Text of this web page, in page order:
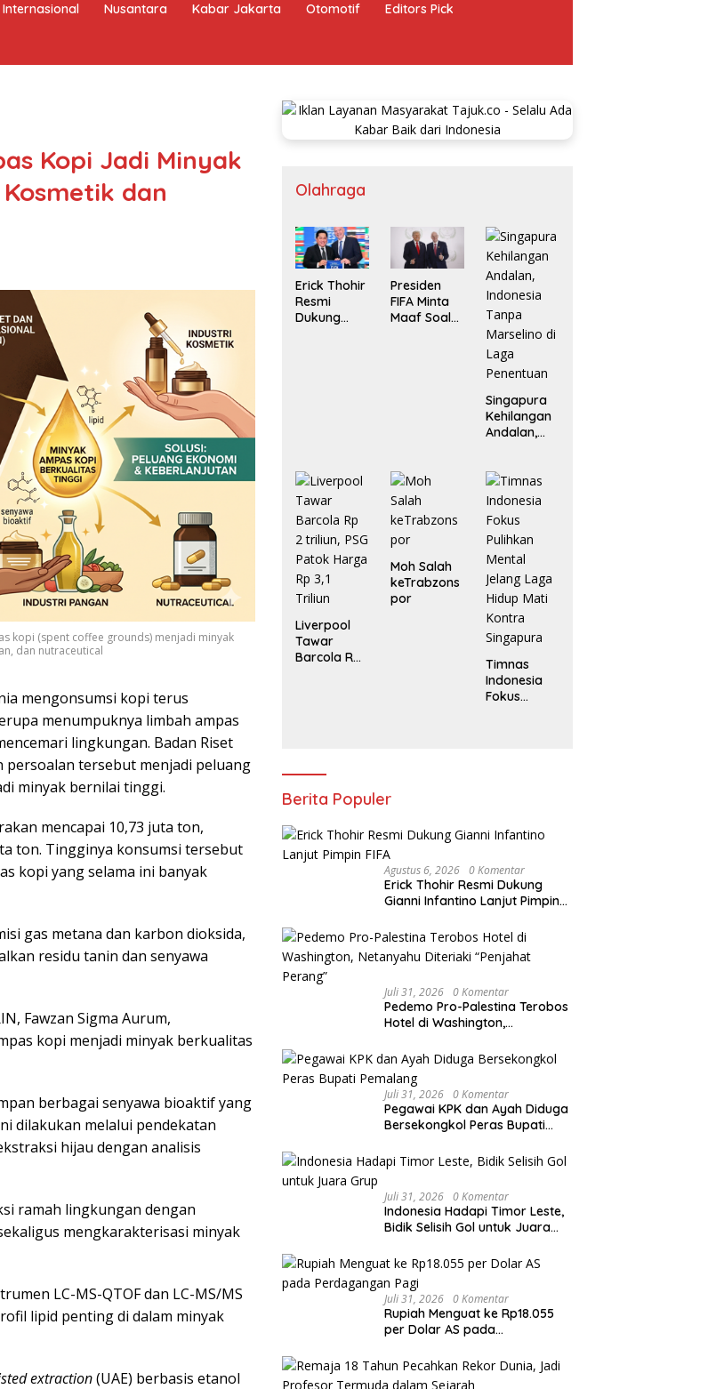
Internasional Nusantara Kabar Jakarta Otomotif Editors Pick
Kopi Jadi Minyak
dan
kopi (spent coffee grounds) menjadi minyak
dan nutraceutical
mengonsumsi kopi terus
menumpuknya limbah ampas
lingkungan. Badan Riset
persoalan tersebut menjadi peluang
minyak bernilai tinggi.
mencapai 10,73 juta ton,
ton. Tingginya konsumsi tersebut
kopi yang selama ini banyak
gas metana dan karbon dioksida,
residu tanin dan senyawa
Fawzan Sigma Aurum,
kopi menjadi minyak berkualitas
berbagai senyawa bioaktif yang
dilakukan melalui pendekatan
hijau dengan analisis
ramah lingkungan dengan
mengkarakterisasi minyak
LC-MS-QTOF dan LC-MS/MS
lipid penting di dalam minyak
extraction(UAE) berbasis etanol
Olahraga
Erick Thohir
Resmi
Dukung
Presiden
FIFA Minta
Maaf Soal
Singapura
Kehilangan
Andalan,
Marselino di
Laga
Penentuan
Liverpool
Tawar
Barcola Rp
Moh Salah
keTrabzons
por
Timnas
Indonesia
Fokus
Berita Populer
Agustus 6, 2026 0 Komentar
Erick Thohir Resmi Dukung
Gianni Infantino Lanjut Pimpin
Juli 31, 2026 0 Komentar
Pedemo Pro-Palestina Terobos
Hotel di Washington,
Perang”
Juli 31, 2026 0 Komentar
Pegawai KPK dan Ayah Diduga
Bersekongkol Peras Bupati
Juli 31, 2026 0 Komentar
Indonesia Hadapi Timor Leste,
Bidik Selisih Gol untuk Juara
Juli 31, 2026 0 Komentar
Rupiah Menguat ke Rp18.055
per Dolar AS pada